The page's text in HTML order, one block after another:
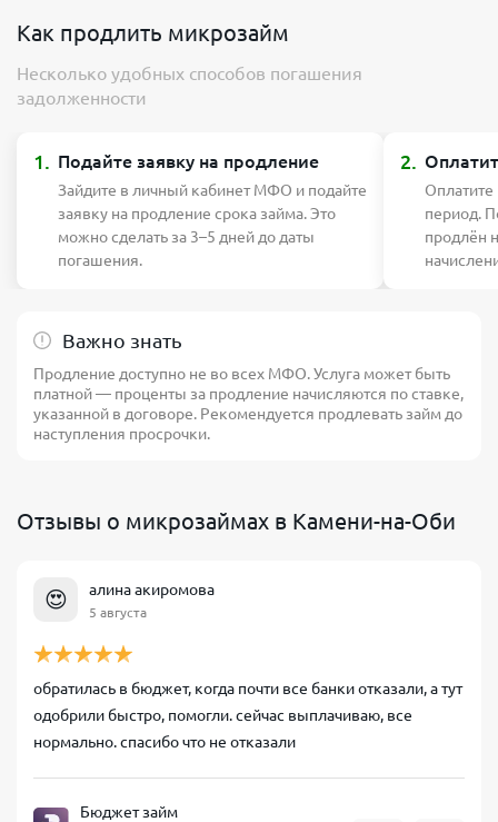
Как продлить микрозайм
Несколько удобных способов погашения
задолженности
1. Подайте заявку на продление
Зайдите в личный кабинет МФО и подайте
заявку на продление срока займа. Это
можно сделать за 3–5 дней до даты
погашения.
2.
период.
продлён
Важно знать
Продление доступно не во всех МФО. Услуга может быть
платной — проценты за продление начисляются по ставке,
указанной в договоре. Рекомендуется продлевать займ до
наступления просрочки.
Отзывы о микрозаймах в Камени-на-Оби
😍 алина акиромова
5 августа
обратилась в бюджет, когда почти все банки отказали, а тут
одобрили быстро, помогли. сейчас выплачиваю, все
нормально. спасибо что не отказали
Бюджет займ